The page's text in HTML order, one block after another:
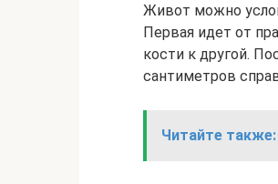
Живот можно
Первая идет от
кости к другой.
сантиметров
Читайте также: